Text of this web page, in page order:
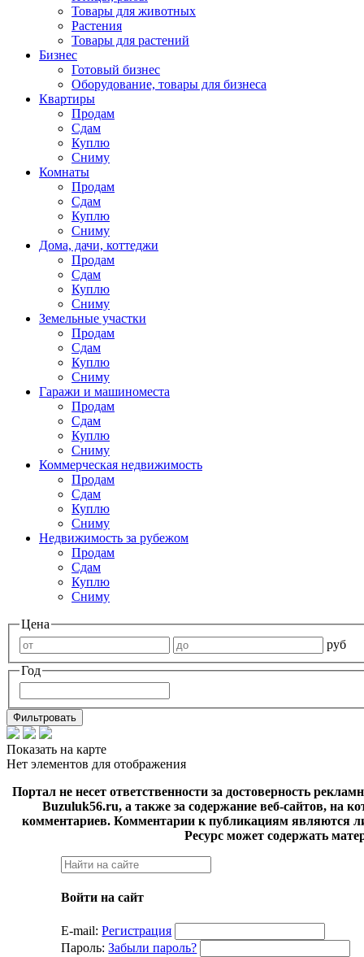
Товары для животных
Растения
Товары для растений
Бизнес
Готовый бизнес
Оборудование, товары для бизнеса
Квартиры
Продам
Сдам
Куплю
Сниму
Комнаты
Продам
Сдам
Куплю
Сниму
Дома, дачи, коттеджи
Продам
Сдам
Куплю
Сниму
Земельные участки
Продам
Сдам
Куплю
Сниму
Гаражи и машиноместа
Продам
Сдам
Куплю
Сниму
Коммерческая недвижимость
Продам
Сдам
Куплю
Сниму
Недвижимость за рубежом
Продам
Сдам
Куплю
Сниму
Цена
руб
Год
Показать на карте
Нет элементов для отображения
Портал не несет ответственности за достоверность
Buzuluk56.ru, а также за содержание веб-сайтов, на
комментариев. Комментарии к публикациям являются
Ресурс может содержать
Войти на сайт
E-mail: Регистрация
Пароль: Забыли пароль?